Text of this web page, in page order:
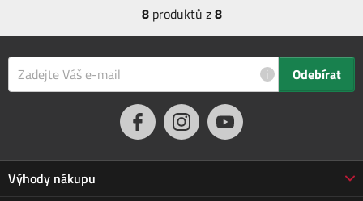
8produktů z8
i Odebírat
Výhody nákupu